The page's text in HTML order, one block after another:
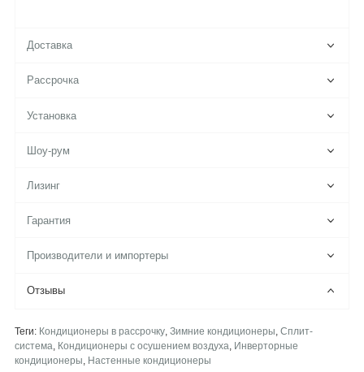
Доставка
Рассрочка
Установка
Шоу-рум
Лизинг
Гарантия
Производители и импортеры
Отзывы
Теги: Кондиционеры в рассрочку Зимние кондиционеры Сплит-
система
Кондиционеры с осушением воздуха
Инверторные
кондиционеры
Настенные кондиционеры